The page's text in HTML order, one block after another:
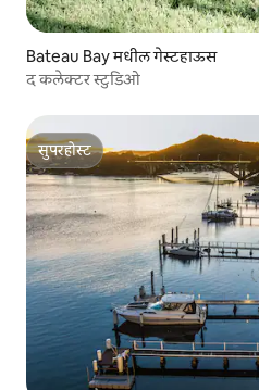
Bateau Bay मधील गेस्टहाऊस
द कलेक्टर स्टुडिओ
सुपरहोस्ट
सुपरहोस्ट